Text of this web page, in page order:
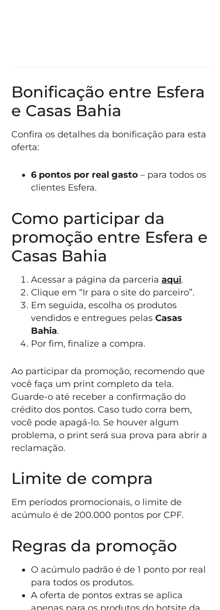
Bonificação entre Esfera
e Casas Bahia
Confira os detalhes da bonificação para esta
oferta:
6 pontos por real gasto – para todos os
clientes Esfera.
Como participar da
promoção entre Esfera e
Casas Bahia
Acessar a página da parceriaaqui.
Clique em “Ir para o site do parceiro”.
Em seguida, escolha os produtos
vendidos e entregues pelasCasas
Bahia.
Por fim, finalize a compra.
Ao participar da promoção, recomendo que
você faça um print completo da tela.
Guarde-o até receber a confirmação do
crédito dos pontos. Caso tudo corra bem,
você pode apagá-lo. Se houver algum
problema, o print será sua prova para abrir a
reclamação.
Limite de compra
Em períodos promocionais, o limite de
acúmulo é de 200.000 pontos por CPF.
Regras da promoção
O acúmulo padrão é de 1 ponto por real
para todos os produtos.
A oferta de pontos extras se aplica
apenas para os produtos do hotsite da